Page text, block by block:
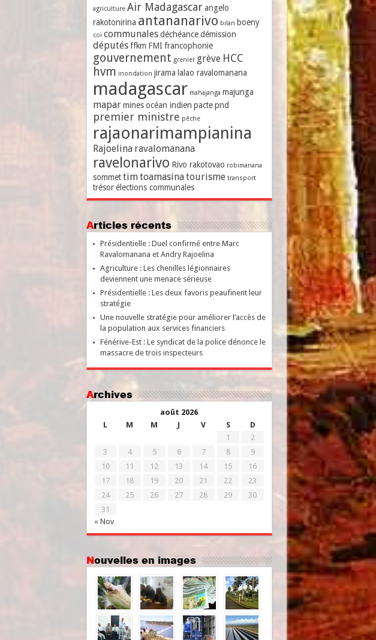
agriculture Air Madagascar angelo
rakotonirina antananarivo bilan boeny
coi communales déchéance démission
députés ffkm FMI francophonie
gouvernement grenier grève HCC
hvm inondation jirama lalao ravalomanana
madagascar mahajanga majunga
mapar mines océan indien pacte pnd
premier ministre pêche
rajaonarimampianina
Rajoelina ravalomanana
ravelonarivo Rivo rakotovao robimanana
sommet timtoamasinatourisme transport
trésor élections communales
Articles récents
Présidentielle : Duel confirmé entre Marc
Ravalomanana et Andry Rajoelina
Agriculture : Les chenilles légionnaires
deviennent une menace sérieuse
Présidentielle : Les deux favoris peaufinent leur
stratégie
Une nouvelle stratégie pour améliorer l’accès de
la population aux services financiers
Fénérive-Est : Le syndicat de la police dénonce le
massacre de trois inspecteurs
Archives
août 2026
L
M M J V S D
« Nov
1
2
3
4 5 6 7 8
9
10
11 12 13 14 15
16
17
18 19 20 21 22
23
24
25 26 27 28 29
30
31
Nouvelles en images